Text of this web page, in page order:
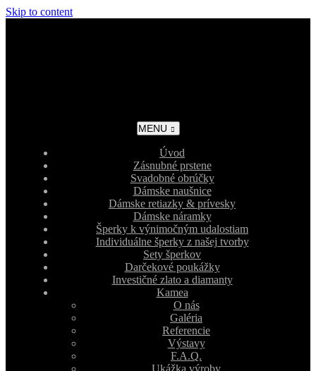
Skip to content
MENU
Úvod
Zásnubné prstene
Svadobné obrúčky
Dámske naušnice
Dámske retiazky & prívesky
Dámske náramky
Šperky k výnimočným udalostiam
Individuálne šperky z našej tvorby
Sety šperkov
Darčekové poukážky
Investičné zlato a diamanty
Kamea
O nás
Galéria
Referencie
Výstavy
F.A.Q.
Ukážka výroby